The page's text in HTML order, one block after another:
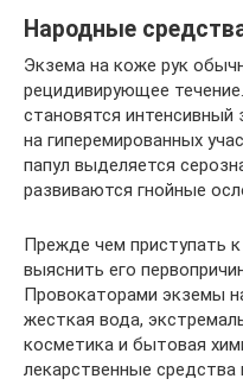
Народные
Экзема на коже рук
рецидивирующее
становятся
на гиперемированных
папул выделяется
развиваются гнойные
Прежде чем приступать
выяснить его
Провокаторами экземы
жесткая вода,
косметика и бытовая
лекарственные